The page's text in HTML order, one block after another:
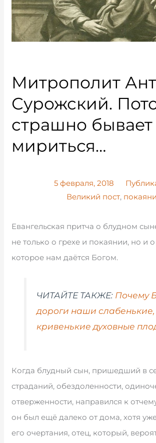
Митрополит
Сурожский.
страшно бывает
мириться…
5 февраля, 2018
Великий пост,
Евангельская притча о блудном
не только о грехе и покаянии, но и
которое нам даётся Богом.
ЧИТАЙТЕ ТАКЖЕ: Почему
дороги наши слабенькие,
кривенькие духовные
Когда блудный сын, пришедший в
страданий, обездоленности,
отверженности, направился к
он был ещё далеко от дома, хотя
его очертания, отец, который,